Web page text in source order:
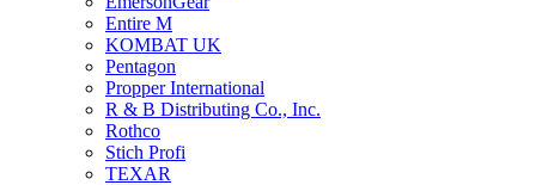
Entire M
KOMBAT UK
Pentagon
Propper International
R & B Distributing Co., Inc.
Rothco
Stich Profi
TEXAR